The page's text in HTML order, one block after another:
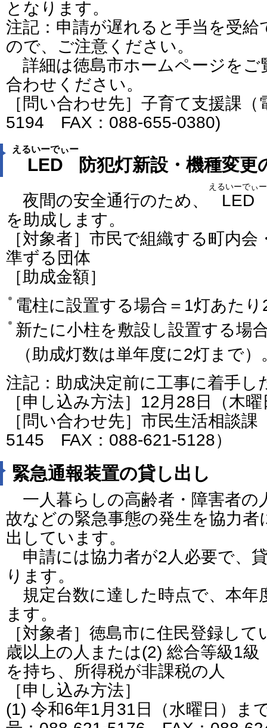
となります。
注記：申請が遅れると手当を受
ので、ご注意ください。
詳細は徳島市ホームページをご
合わせください。
［問い合わせ先］子育て支援課
5194 FAX：088-655-0380)
LED
えるいーでぃー
防犯灯新設・機種変更
夜間の安全通行のため、 LED
えるいーでぃー
を助成します。
［対象者］市民で組織する町内
準ずる団体
［助成金額］
電柱に設置する場合＝1灯あたり
新たに小柱を敷設し設置する場
（助成灯数は単年度に2灯まで
注記：助成決定前に工事に着手し
［申し込み方法］12月28日（木
［問い合わせ先］市民生活相談
5145 FAX：088-621-5128）
緊急通報装置の貸し出し
一人暮らしの高齢者・障害者の
故などの緊急事態の発生を協力
出しています。
申請には協力者が2人必要で、
ります。
規定台数に達した時点で、本年
ます。
［対象者］徳島市に住民登録し
歳以上の人または(2) 総合等級1
を持ち、所得税が非課税の人
［申し込み方法］
(1) 令和6年1月31日（水曜日）ま